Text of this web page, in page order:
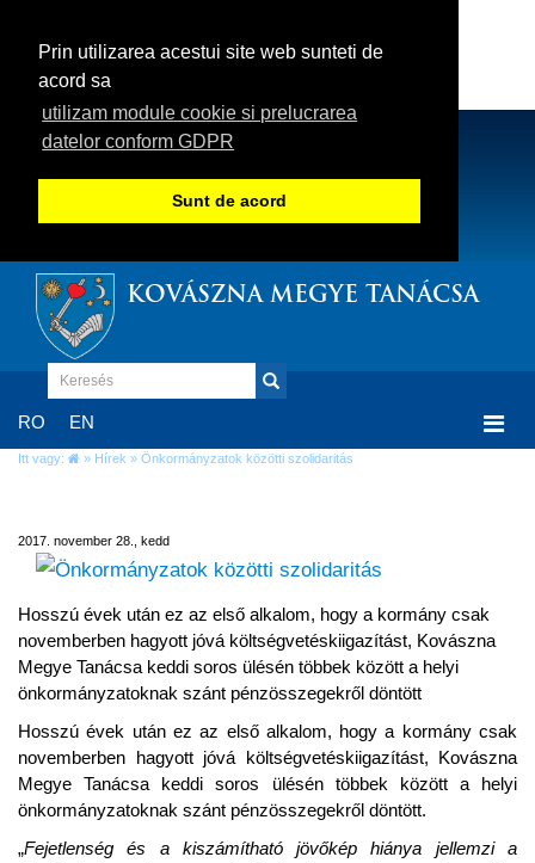
Prin utilizarea acestui site web sunteti de
acord sa
utilizam module cookie si prelucrarea
datelor conform GDPR
Sunt de acord
KOVÁSZNA MEGYE TANÁCSA
RO EN
Itt vagy: » Hírek » Önkormányzatok közötti szolidaritás
2017. november 28., kedd
Hosszú évek után ez az első alkalom, hogy a kormány csak
novemberben hagyott jóvá költségvetéskiigazítást, Kovászna
Megye Tanácsa keddi soros ülésén többek között a helyi
önkormányzatoknak szánt pénzösszegekről döntött
Hosszú évek után ez az első alkalom, hogy a kormány csak
novemberben hagyott jóvá költségvetéskiigazítást, Kovászna
Megye Tanácsa keddi soros ülésén többek között a helyi
önkormányzatoknak szánt pénzösszegekről döntött.
„Fejetlenség és a kiszámítható jövőkép hiánya jellemzi a